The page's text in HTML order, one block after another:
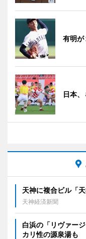
有明
日本
天神に複合ビル「
天神経済新聞
白浜の「リヴァー
カリ性の源泉湯も